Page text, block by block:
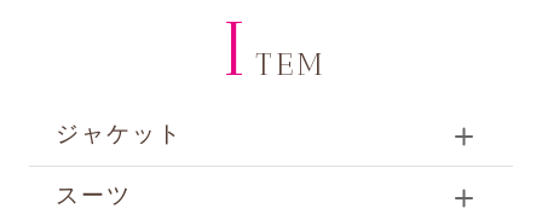
I TEM
ジャケット
スーツ